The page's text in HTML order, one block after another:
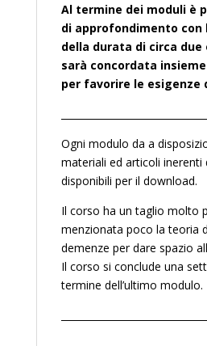
Al termine dei moduli è
di approfondimento con
della durata di circa due
sarà concordata
per favorire le esigenze
Ogni modulo da a
materiali ed articoli inerenti
disponibili per il download.
Il corso ha un taglio molto
menzionata poco la teoria
demenze per dare spazio
Il corso si conclude una
termine dell’ultimo modulo.